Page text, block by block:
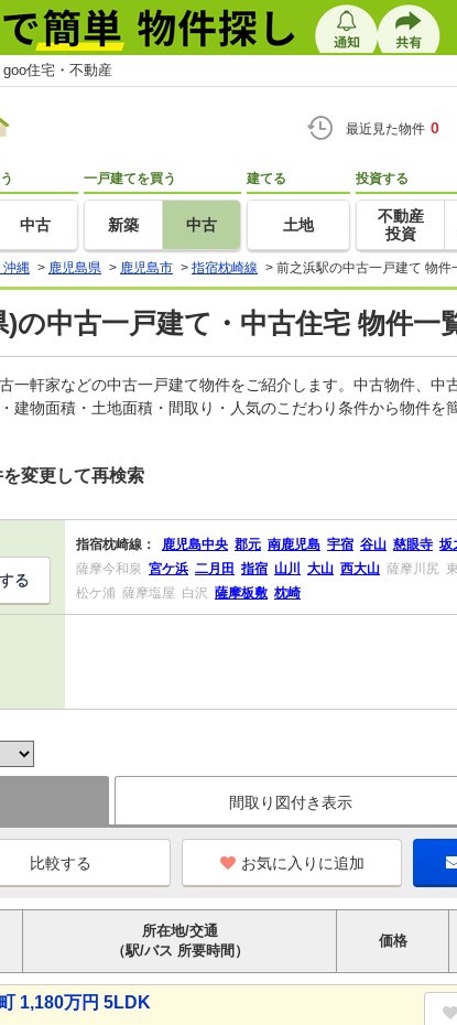
住宅・不動産
最近見た物件 0
中古
一戸建てを買う
新築 中古
建てる
土地
投資する
不動産
投資
沖縄 > 鹿児島県 > 鹿児島市 > 指宿枕崎線 > 前之浜駅の中古一戸建て 物件
の中古一戸建て・中古住宅 物件一
一軒家などの中古一戸建て物件をご紹介します。中古物件、中
建物面積・土地面積・間取り・人気のこだわり条件から物件
変更して再検索
指宿枕崎線： 鹿児島中央 郡元 南鹿児島 宇宿 谷山 慈眼寺 坂
薩摩今和泉 宮ケ浜 二月田 指宿 山川 大山 西大山 薩摩川尻
松ケ浦 薩摩塩屋 白沢 薩摩板敷 枕崎
る
間取り図付き表示
お気に入りに追加
所在地/交通
（駅/バス 所要時間）
価格
1,180万円 5LDK